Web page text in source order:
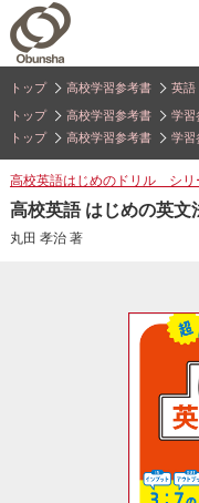
トップ 高校学習参考書 英語
トップ 高校学習参考書 学習
トップ
高校学習参考書 学習
高校英語はじめのドリル シリ
高校英語 はじめの英文
丸田 孝治 著